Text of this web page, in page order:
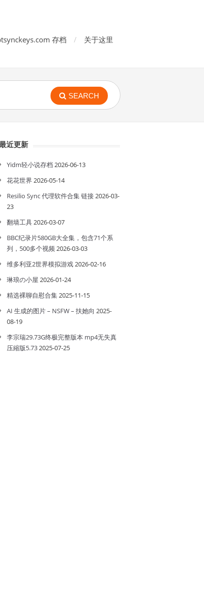
存档 关于这里
SEARCH
近更新
Yidm轻小说存档 2026-06-13
花花世界 2026-05-14
Resilio Sync 代理软件合集 链接2026-03-
23
翻墙工具2026-03-07
BBC纪录片580GB大全集，包含71个系
列，500多个视频2026-03-03
维多利亚2世界模拟游戏2026-02-16
琳琅の小屋 2026-01-24
精选裸聊自慰合集2025-11-15
AI 生成的图片 – NSFW – 扶她向 2025-
08-19
李宗瑞29.73G终极完整版本 mp4无失真
压縮版5.732025-07-25